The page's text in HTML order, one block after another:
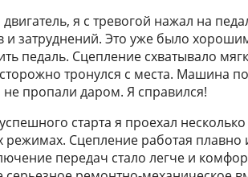
двигатель, я с тревогой нажал на
и затруднений. Это уже было
педаль. Сцепление схватывало
тронулся с места. Машина
не пропали даром. Я справился!
старта я проехал
режимах. Сцепление работая плавно
передач стало легче и